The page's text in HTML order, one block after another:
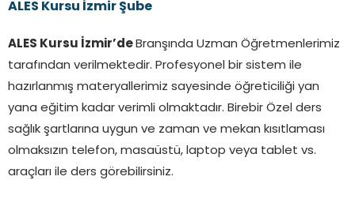
ALES Kursu İzmir Şube
ALES Kursu İzmir’de Branşında Uzman Öğretmenlerimiz
tarafından verilmektedir. Profesyonel bir sistem ile
hazırlanmış materyallerimiz sayesinde öğreticiliği yan
yana eğitim kadar verimli olmaktadır. Birebir Özel ders
sağlık şartlarına uygun ve zaman ve mekan kısıtlaması
olmaksızın telefon, masaüstü, laptop veya tablet vs.
araçları ile ders görebilirsiniz.